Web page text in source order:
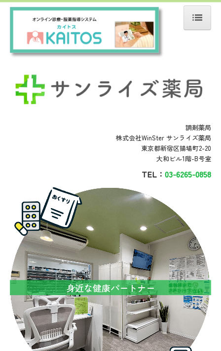
ホーム
アクセス
処方せん受付
商品紹介
調剤薬局
株式会社WinSter サンライズ薬局
東京都新宿区揚場町2-20
大和ビル1階-B号室
TEL： 03-6265-0858
身近な健康パートナー